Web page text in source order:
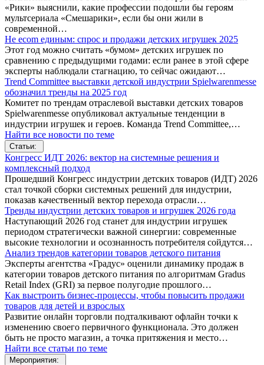
«Рики» выяснили, какие профессии подошли бы героям
мультсериала «Смешарики», если бы они жили в
современной…
Не ecom единым: спрос и продажи детских игрушек 2025
Этот год можно считать «бумом» детских игрушек по
сравнению с предыдущими годами: если ранее в этой сфере
эксперты наблюдали стагнацию, то сейчас ожидают…
Trend Committee выставки детской индустрии Spielwarenmesse
обозначил тренды на 2025 год
Комитет по трендам отраслевой выставки детских товаров
Spielwarenmesse опубликовал актуальные тенденции в
индустрии игрушек и героев. Команда Trend Committee,…
Найти все новости по теме
Статьи:
Конгресс ИДТ 2026: вектор на системные решения и
комплексный подход
Прошедший Конгресс индустрии детских товаров (ИДТ) 2026
стал точкой сборки системных решений для индустрии,
показав качественный вектор перехода отрасли…
Тренды индустрии детских товаров и игрушек 2026 года
Наступающий 2026 год станет для индустрии игрушек
периодом стратегически важной синергии: современные
высокие технологии и осознанность потребителя сойдутся…
Анализ трендов категории товаров детского питания
Эксперты агентства «Градус» оценили динамику продаж в
категории товаров детского питания по алгоритмам Gradus
Retail Index (GRI) за первое полугодие прошлого…
Как выстроить бизнес-процессы, чтобы повысить продажи
товаров для детей и взрослых
Развитие онлайн торговли подталкивают офлайн точки к
изменению своего первичного функционала. Это должен
быть не просто магазин, а точка притяжения и место…
Найти все статьи по теме
Мероприятия: